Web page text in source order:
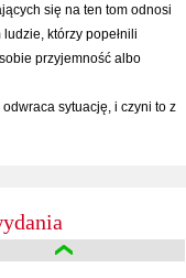
się na ten tom odnosi
którzy popełnili
przyjemność albo
sytuację, i czyni to z